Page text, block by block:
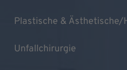
Plastische & Ästhetische/
Unfallchirurgie